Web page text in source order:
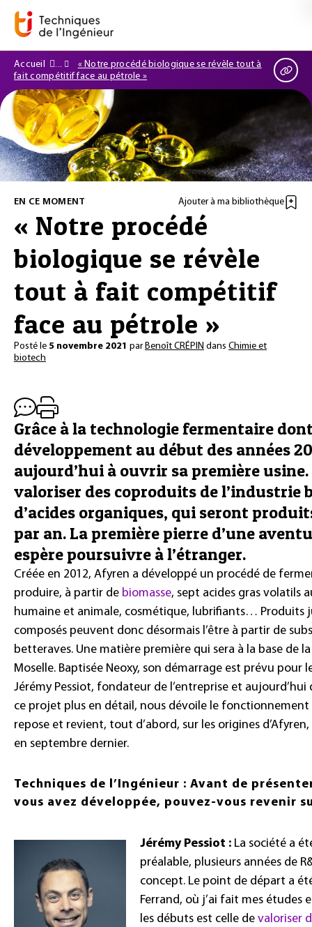
Accueil
« Notre procédé biologique se révèle tout à
fait compétitif face au pétrole »
EN CE MOMENT Ajouter à ma bibliothèque
« Notre procédé
biologique se révèle
tout à fait compétitif
face au pétrole »
Posté le 5 novembre 2021 parBenoît CRÉPIN dans Chimie et
biotech
Grâce à la technologie fermentaire
développement au début des années
aujourd’hui à ouvrir sa première
valoriser des coproduits de l’industrie
d’acides organiques, qui seront
par an. La première pierre d’une
espère poursuivre à l’étranger.
Créée en 2012, Afyren a développé un procédé de
produire, à partir de biomasse, sept acides gras volatils
humaine et animale, cosmétique, lubrifiants… Produits
composés peuvent donc désormais l’être à partir de
betteraves. Une matière première qui sera à la base de
Moselle. Baptisée Neoxy, son démarrage est prévu pour
Jérémy Pessiot, fondateur de l’entreprise et
ce projet plus en détail, nous dévoile le
repose et revient, tout d’abord, sur les origines
en septembre dernier.
Techniques de l’Ingénieur : Avant de
vous avez développée, pouvez-vous revenir
Jérémy Pessiot : La société a
préalable, plusieurs années de
concept. Le point de départ a
Ferrand, où j’ai fait mes études
les débuts est celle de valoriser